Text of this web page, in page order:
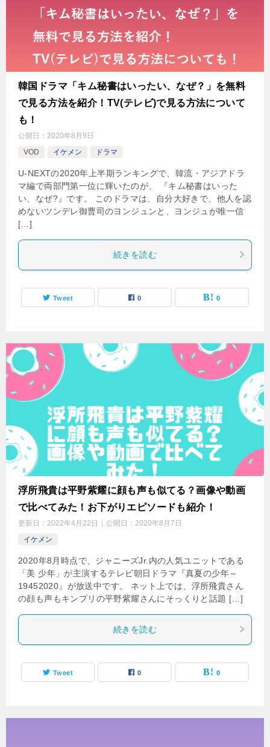
韓国ドラマ「キム秘書はいったい、なぜ？」を無料
で見る方法を紹介！TV(テレビ)で見る方法について
も！
公開日： 2020年8月9日
VOD
イケメン ドラマ
U-NEXTの2020年上半期ランキングで、韓流・アジアドラ
マ編で両部門第一位に輝いたのが、 『キム秘書はいった
い、なぜ?』です。 このドラマは、自分大好きで、他人を認
めないツンデレ御曹司のヨンジュンと、ヨンジュが唯一信
[…]
続きを読む
Tweet 0 0
浮所飛貴は平野紫耀に顔も声も似てる？画像や動画
で比べてみた！お下がりエピソードも紹介！
更新日： 2022年4月22日 公開日： 2020年8月7日
イケメン
2020年8月時点で、ジャニーズJr.内の人気ユニットである
「美 少年」が主演するテレビ朝日ドラマ『真夏の少年～
19452020』が放送中です。 ネット上では、浮所飛貴さん
の顔も声もキンプリの平野紫耀さんにそっくりと話題 […]
続きを読む
Tweet 0 0